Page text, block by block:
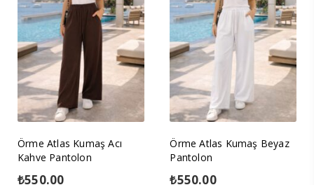
Örme Atlas Kumaş Acı
Kahve Pantolon
₺550.00
Örme Atlas Kumaş Beyaz
Pantolon
₺550.00